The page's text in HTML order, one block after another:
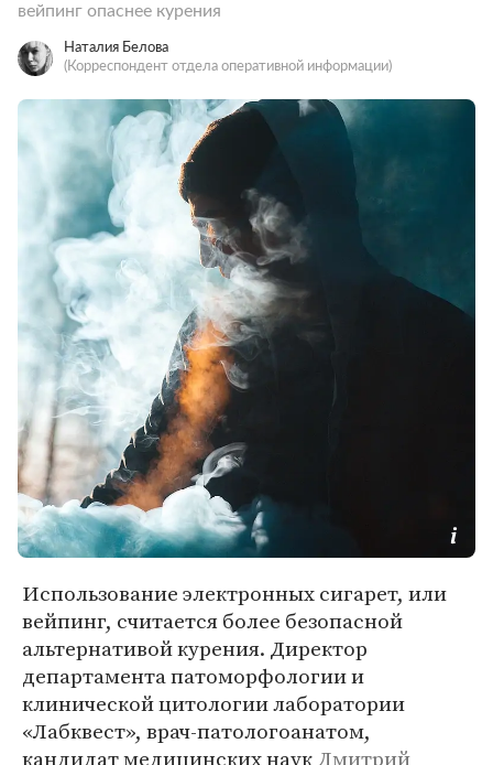
вейпинг опаснее курения
Наталия Белова
(Корреспондент отдела оперативной информации)
Использование электронных сигарет, или
вейпинг, считается более безопасной
альтернативой курения. Директор
департамента патоморфологии и
клинической цитологии лаборатории
«Лабквест», врач-патологоанатом,
кандидат медицинских наукДмитрий